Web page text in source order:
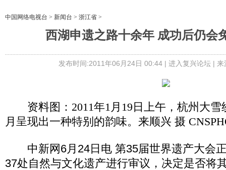
中国网络电视台 > 新闻台 > 浙江省 >
西湖申遗之路十余年 成功后仍会
发布时间:2011年06月24日 00:44 | 进入复兴论坛| 来
资料图：2011年1月19日上午，杭州大雪
月呈现出一种特别的韵味。来顺兴 摄
中新网6月24日电 第35届世界遗产大会
37处自然与文化遗产进行审议，决定是否将